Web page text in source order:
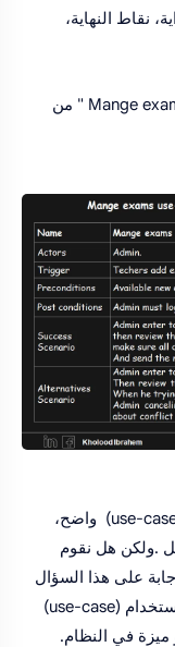
نقاط النهاية،
لنأخذ مثال على توصيف حالة الاستخدام "Mange exams " من
والأفضل أن يكون توصيف حالة الاستخدام (use-case) واضح،
.ولكن هل نقوم
على هذا السؤال
علينا ادراك احتياجنا لمعرفة تفاصيل حالة الاستخدام (use-case)
ميزة في النظام.